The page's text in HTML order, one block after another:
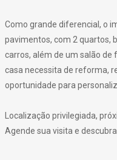
Como grande diferencial, o
pavimentos, com 2 quartos,
carros, além de um salão
casa necessita de reforma,
oportunidade para
Localização privilegiada,
Agende sua visita e